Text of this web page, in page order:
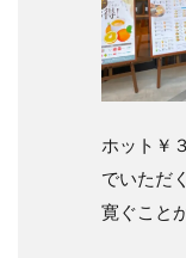
ホット￥
でいただ
寛ぐこと